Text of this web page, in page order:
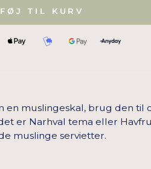
TIL KURV
en muslingeskal, brug den til
er Narhval tema eller
muslinge servietter.